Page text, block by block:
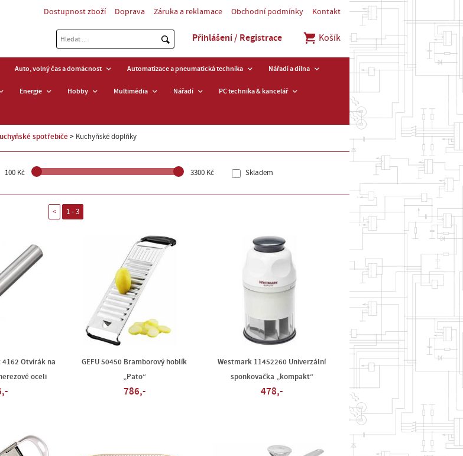
Dostupnost zboží Doprava Záruka a reklamace Obchodní podmínky Kontakt
Přihlášení / Registrace Košík
Auto, volný čas a domácnost Automatizace a pneumatická technika Nářadí a dílna
Energie Hobby Multimédia Nářadí PC technika & kancelář
spotřebiče Kuchyňské doplňky
100 Kč 3300 Kč Skladem
< 1 - 3
4162 Otvírák na
oceli
GEFU 50450 Bramborový hoblík
„Pato“
786,-
Westmark 11452260 Univerzální
sponkovačka „kompakt“
478,-